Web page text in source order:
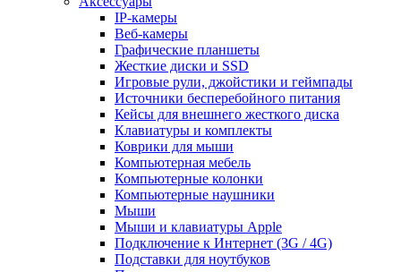
IP-камеры
Веб-камеры
Графические планшеты
Жесткие диски и SSD
Игровые рули, джойстики и геймпады
Источники бесперебойного питания
Кейсы для внешнего жесткого диска
Клавиатуры и комплекты
Коврики для мыши
Компьютерная мебель
Компьютерные колонки
Компьютерные наушники
Мыши
Мыши и клавиатуры Apple
Подключение к Интернет (3G / 4G)
Подставки для ноутбуков